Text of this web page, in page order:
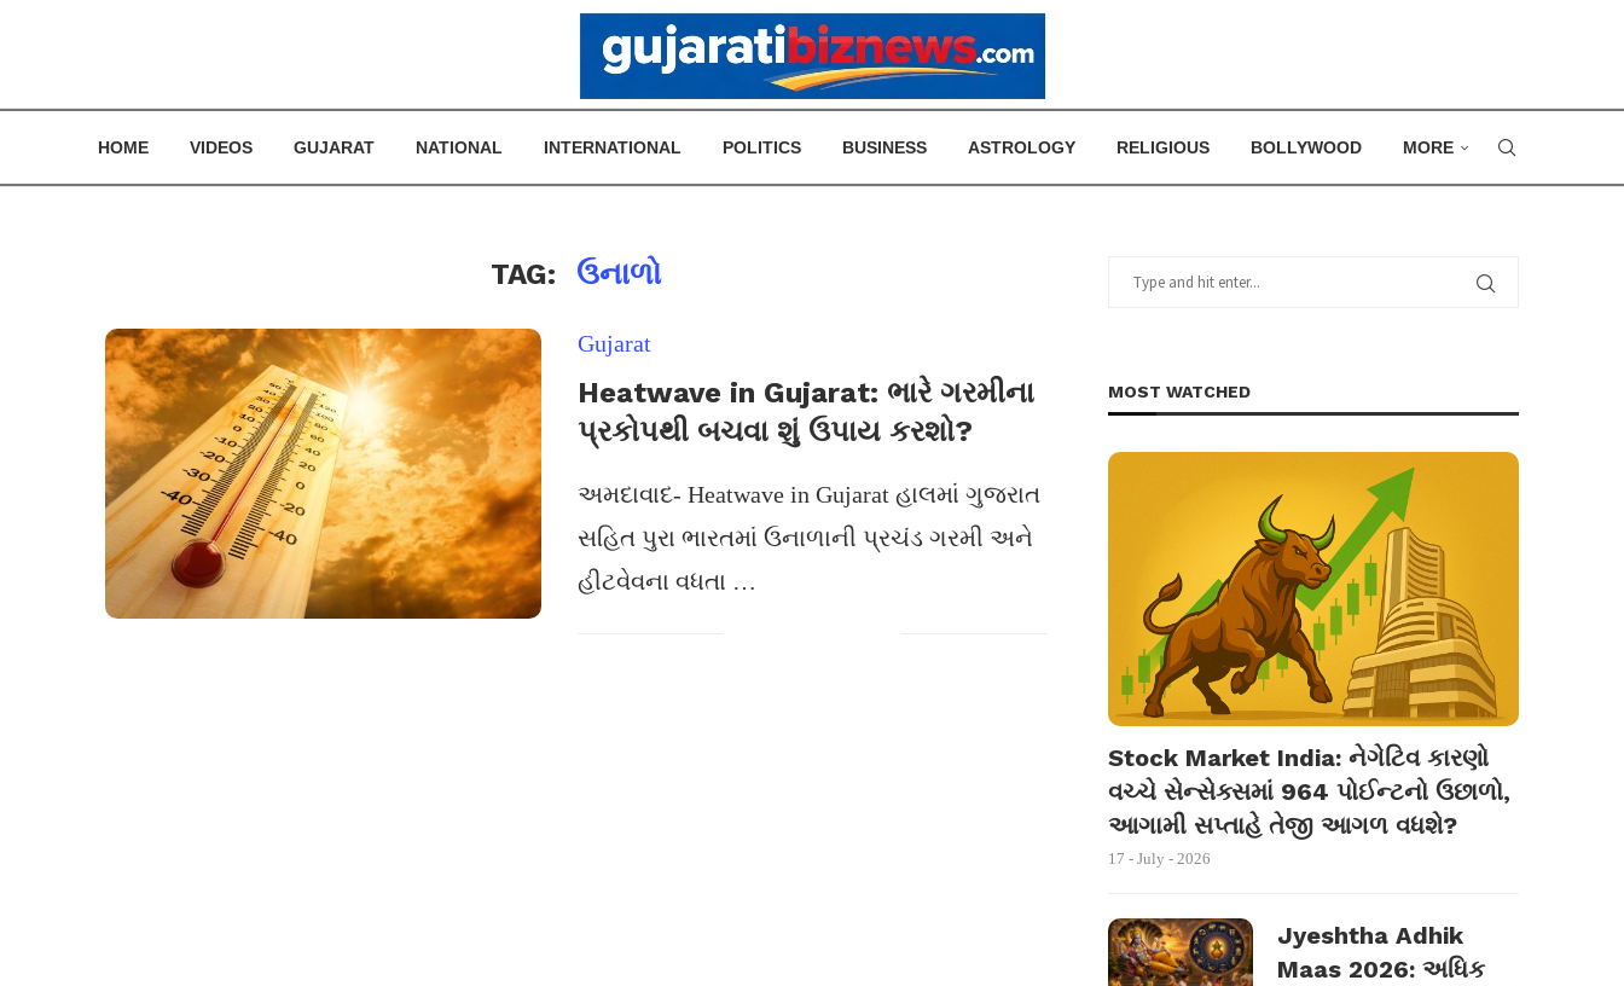
HOME VIDEOS GUJARAT NATIONAL INTERNATIONAL POLITICS BUSINESS ASTROLOGY RELIGIOUS BOLLYWOOD MORE
TAG: ઉનાળો
Gujarat
Heatwave in Gujarat: ભારે ગરમીના
પ્રકોપથી બચવા શું ઉપાય કરશો?
અમદાવાદ- Heatwave in Gujarat હાલમાં ગુજરાત
સહિત પુરા ભારતમાં ઉનાળાની પ્રચંડ ગરમી અને
હીટવેવના વધતા …
MOST WATCHED
Stock Market India: નેગેટિવ કારણો
વચ્ચે સેન્સેક્સમાં 964 પોઈન્ટનો ઉછાળો,
આગામી સપ્તાહે તેજી આગળ વધશે?
17 - July - 2026
Jyeshtha Adhik
Maas 2026: અધિક